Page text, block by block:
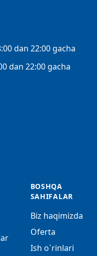
dan 22:00 gacha
dan 22:00 gacha
BOSHQA
SAHIFALAR
Biz haqimizda
Oferta
Ish o`rinlari